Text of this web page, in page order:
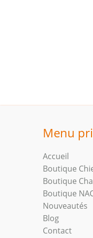
Menu
Accueil
Boutique
Boutique
Boutique
Nouveautés
Blog
Contact